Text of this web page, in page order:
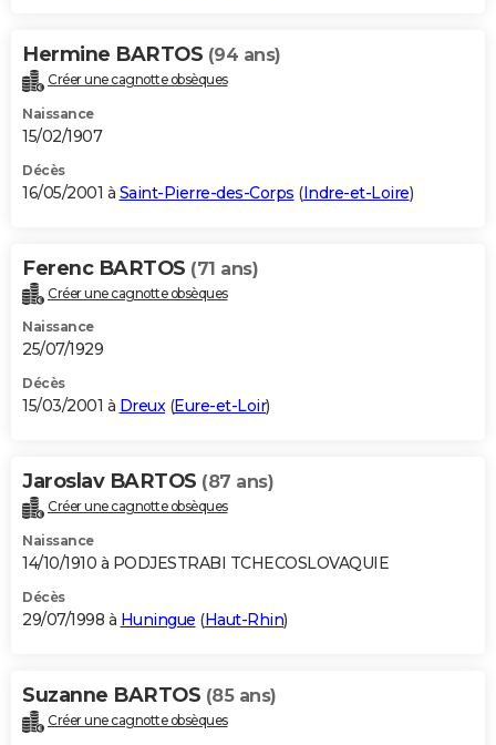
Hermine BARTOS (94 ans)
Créer une cagnotte obsèques
Naissance
15/02/1907
Décès
16/05/2001 à Saint-Pierre-des-Corps (Indre-et-Loire)
Ferenc BARTOS (71 ans)
Créer une cagnotte obsèques
Naissance
25/07/1929
Décès
15/03/2001 à Dreux(Eure-et-Loir)
Jaroslav BARTOS (87 ans)
Créer une cagnotte obsèques
Naissance
14/10/1910 à PODJESTRABI TCHECOSLOVAQUIE
Décès
29/07/1998 à Huningue (Haut-Rhin)
Suzanne BARTOS (85 ans)
Créer une cagnotte obsèques